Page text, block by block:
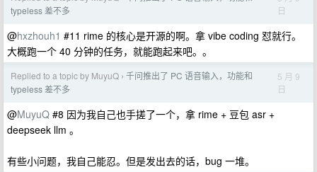
typeless 差不多
日
@hxzhouh1 #11 rime 的核心是开源的啊。拿 vibe coding 怼就行。
大概跑一个 40 分钟的任务，就能跑起来吧。。
Replied to a topic by MuyuQ › 千问推出了 PC 语音输入，功能和
typeless 差不多
5 月 9
日
@MuyuQ #8 因为我自己也手搓了一个，拿 rime + 豆包 asr +
deepseek llm 。
有些小问题，我自己能忍。但是发出去的话，bug 一堆。